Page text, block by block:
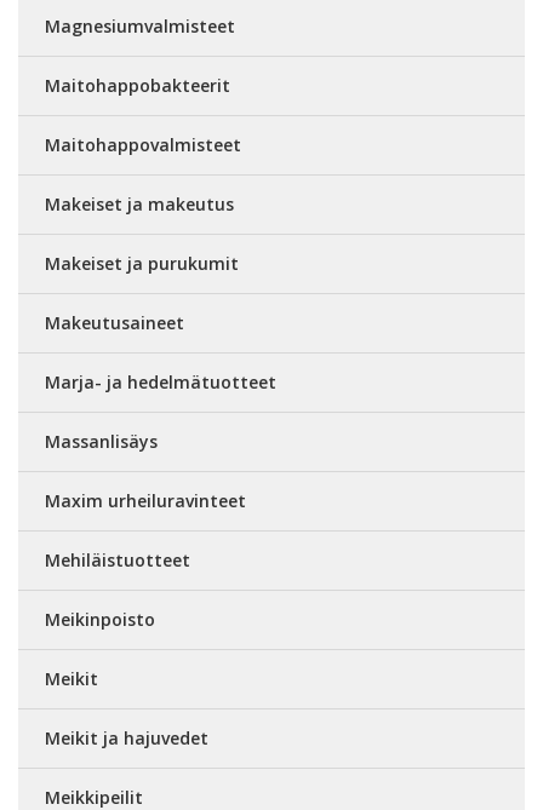
Magnesiumvalmisteet
Maitohappobakteerit
Maitohappovalmisteet
Makeiset ja makeutus
Makeiset ja purukumit
Makeutusaineet
Marja- ja hedelmätuotteet
Massanlisäys
Maxim urheiluravinteet
Mehiläistuotteet
Meikinpoisto
Meikit
Meikit ja hajuvedet
Meikkipeilit